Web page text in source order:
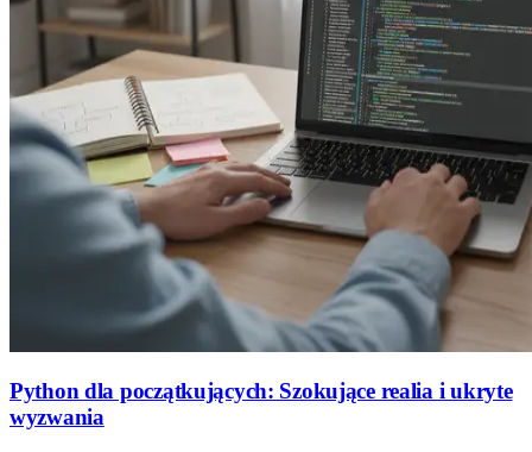
Python dla początkujących: Szokujące realia i ukryte
wyzwania